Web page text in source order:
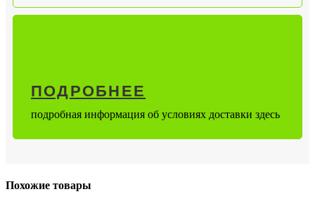
ПОДРОБНЕЕ
подробная информация об условиях доставки здесь
Похожие товары